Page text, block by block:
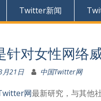
Twitter新闻
针对女性网络
月21日 中国Twitter网
网最新研究，与其他